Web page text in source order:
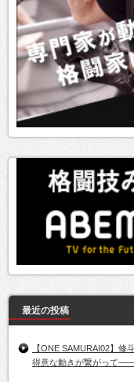
最近の投稿
【ONE SAMURAI02】修
得意な動きが繋がって――